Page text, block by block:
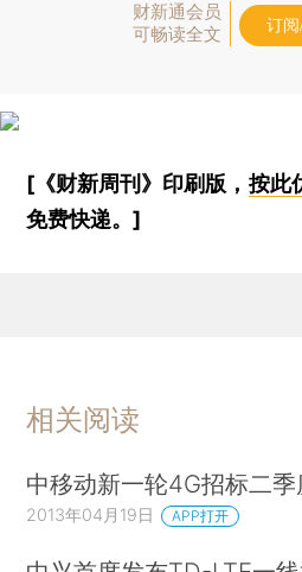
财新通会员
可畅读全文
订
[《财新周刊》印刷版， 按此
免费快递。]
相关阅读
中移动新一轮4G招标二季
2013年04月19日 APP打开